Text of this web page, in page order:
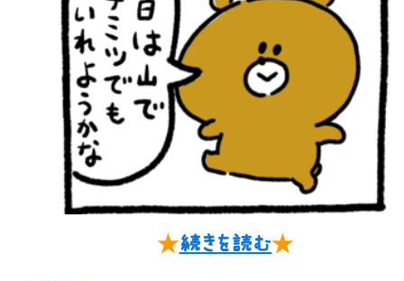
★続きを読む★